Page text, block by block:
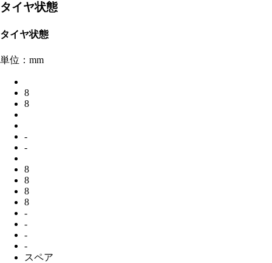
タイヤ状態
タイヤ状態
単位：mm
8
8
-
-
8
8
8
8
-
-
-
-
スペア